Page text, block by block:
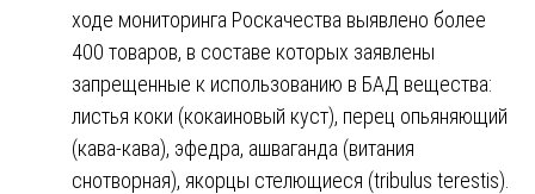
ходе мониторинга Роскачества выявлено более
400 товаров, в составе которых заявлены
запрещенные к использованию в БАД вещества:
листья коки (кокаиновый куст), перец опьяняющий
(кава-кава), эфедра, ашваганда (витания
снотворная), якорцы стелющиеся (tribulus terestis).